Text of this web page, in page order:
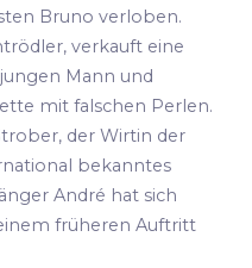
Bruno verloben.
verkauft eine
Mann und
mit falschen Perlen.
der Wirtin der
bekanntes
André hat sich
früheren Auftritt